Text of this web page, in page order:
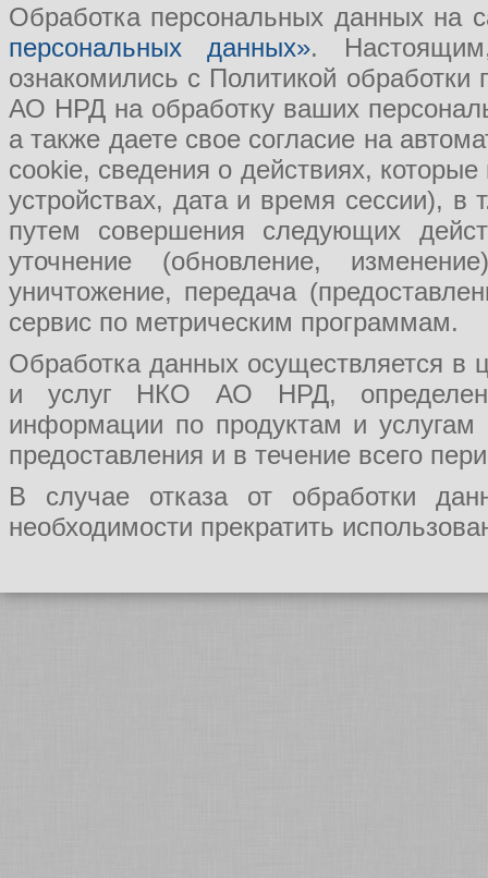
Обработка персональных данных на
персональных данных».
ознакомились с Политикой
АО НРД на обработку ваших
а также даете свое согласие на
cookie, сведения о действиях,
устройствах, дата и время сессии), в
путем совершения следующих
уточнение (обновление,
уничтожение, передача
сервис по метрическим программам.
Обработка данных осуществляется в
и услуг НКО АО НРД, определения
информации по продуктам и
предоставления и в течение всего
В случае отказа от обработки
необходимости прекратить